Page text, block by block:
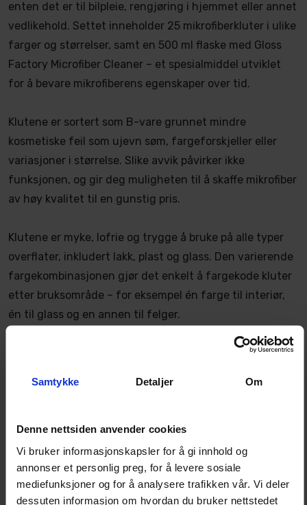
Samtykke Detaljer Om
Denne nettsiden anvender cookies
Vi bruker informasjonskapsler for å gi innhold og
annonser et personlig preg, for å levere sosiale
mediefunksjoner og for å analysere trafikken vår. Vi deler
dessuten informasjon om hvordan du bruker nettstedet
enten det er til bilpleie, rengjøring i hjemmet eller annet
vedlikehold. Settet inneholder 25 mikrofiberkluter i ulike
farger og størrelser, samt en 500 ml flaske med Gloss
Factory Microfiber Cleaner – et spesialmiddel utviklet
for å bevare mikrofiberens egenskaper over tid.
Klutene er sortert som B-vare grunnet mindre
kosmetiske feil som ujevn søm, fargeforskjeller eller
variasjoner i størrelse. Slike avvik påvirker ikke
funksjonen, og gir deg muligheten til å skaffe mikrofiber
av høy kvalitet til en gunstig pris.
Klutene er myke, lofrie og trygge å bruke på alle typer
overflater, inkludert lakk, plast og glass. Den varierende
fargekombinasjonen gjør det enkelt å fargekode kluter
etter bruksområde – for eksempel én farge til interiør,
én til glass og en annen til felger.
Gloss Factory B-vare Mikrofiberkluter – 25 stk i
assorterte størrelser og farger
spesialsåpe til mikrofiber
Fordeler
Kluter egnet for alt fra bilpleie til